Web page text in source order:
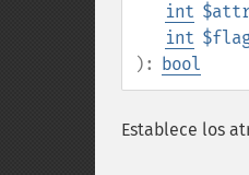
int
int
): bool
Establece los